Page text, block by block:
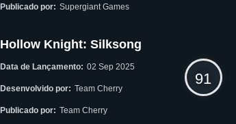
Publicado por: Supergiant Games
Hollow Knight: Silksong
Data de Lançamento: 02 Sep 2025
Desenvolvido por: Team Cherry
Publicado por: Team Cherry
91